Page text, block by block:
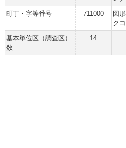
町丁・字等番号 711000
図
ク
基本単位区（調査区）
数
14